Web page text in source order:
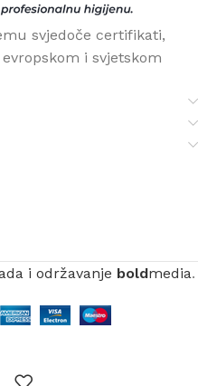
svjedoče certifikati,
i svjetskom
i održavanje boldmedia.